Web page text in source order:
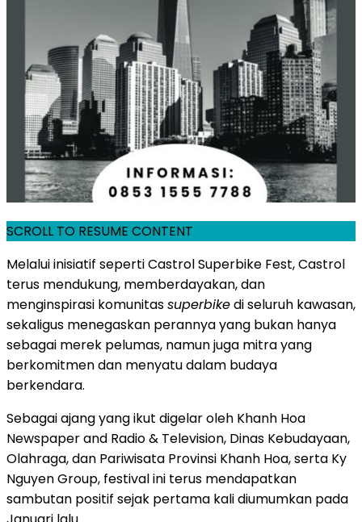
SCROLL TO RESUME CONTENT
Melalui inisiatif seperti Castrol Superbike Fest, Castrol
terus mendukung, memberdayakan, dan
menginspirasi komunitassuperbikedi seluruh kawasan,
sekaligus menegaskan perannya yang bukan hanya
sebagai merek pelumas, namun juga mitra yang
berkomitmen dan menyatu dalam budaya
berkendara.
Sebagai ajang yang ikut digelar oleh Khanh Hoa
Newspaper and Radio & Television, Dinas Kebudayaan,
Olahraga, dan Pariwisata Provinsi Khanh Hoa, serta Ky
Nguyen Group, festival ini terus mendapatkan
sambutan positif sejak pertama kali diumumkan pada